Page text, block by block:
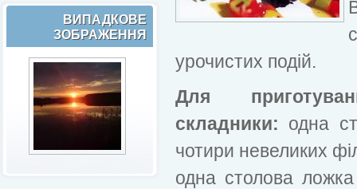
ВИПАДКОВЕ
ЗОБРАЖЕННЯ
урочистих подій.
Для
складники: одна
чотири невеликих
одна столова